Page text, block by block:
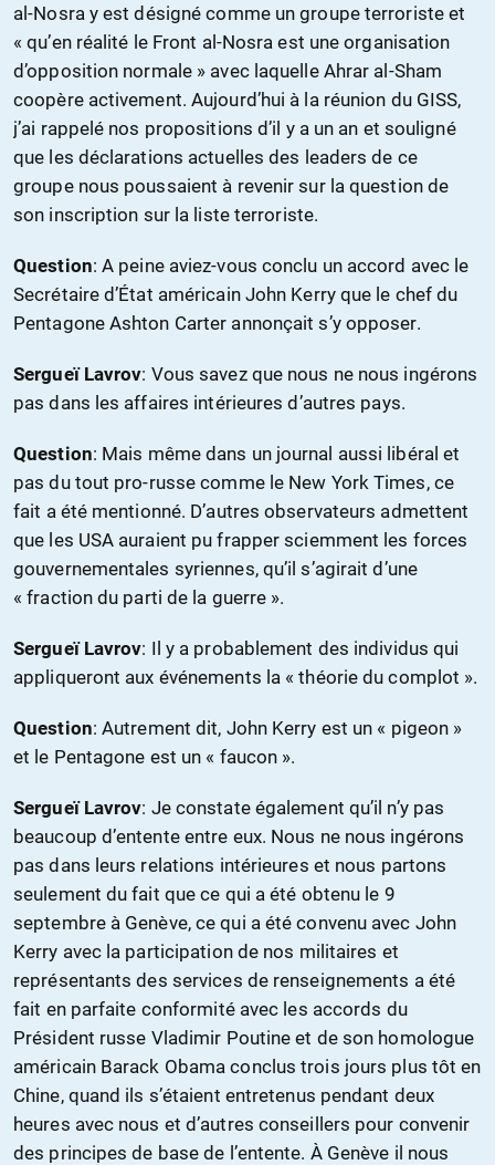
al-Nosra y est désigné comme un groupe terroriste et
« qu’en réalité le Front al-Nosra est une organisation
d’opposition normale » avec laquelle Ahrar al-Sham
coopère activement. Aujourd’hui à la réunion du GISS,
j’ai rappelé nos propositions d’il y a un an et souligné
que les déclarations actuelles des leaders de ce
groupe nous poussaient à revenir sur la question de
son inscription sur la liste terroriste.
Question: A peine aviez-vous conclu un accord avec le
Secrétaire d’État américain John Kerry que le chef du
Pentagone Ashton Carter annonçait s’y opposer.
Sergueï Lavrov: Vous savez que nous ne nous ingérons
pas dans les affaires intérieures d’autres pays.
Question: Mais même dans un journal aussi libéral et
pas du tout pro-russe comme le New York Times, ce
fait a été mentionné. D’autres observateurs admettent
que les USA auraient pu frapper sciemment les forces
gouvernementales syriennes, qu’il s’agirait d’une
« fraction du parti de la guerre ».
Sergueï Lavrov: Il y a probablement des individus qui
appliqueront aux événements la « théorie du complot ».
Question: Autrement dit, John Kerry est un « pigeon »
et le Pentagone est un « faucon ».
Sergueï Lavrov: Je constate également qu’il n’y pas
beaucoup d’entente entre eux. Nous ne nous ingérons
pas dans leurs relations intérieures et nous partons
seulement du fait que ce qui a été obtenu le 9
septembre à Genève, ce qui a été convenu avec John
Kerry avec la participation de nos militaires et
représentants des services de renseignements a été
fait en parfaite conformité avec les accords du
Président russe Vladimir Poutine et de son homologue
américain Barack Obama conclus trois jours plus tôt en
Chine, quand ils s’étaient entretenus pendant deux
heures avec nous et d’autres conseillers pour convenir
des principes de base de l’entente. À Genève il nous